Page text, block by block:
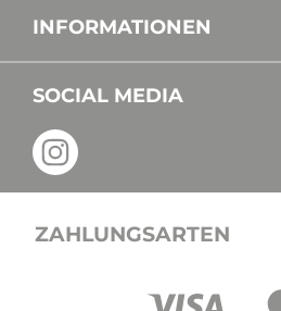
INFORMATIONEN
SOCIAL MEDIA
ZAHLUNGSARTEN